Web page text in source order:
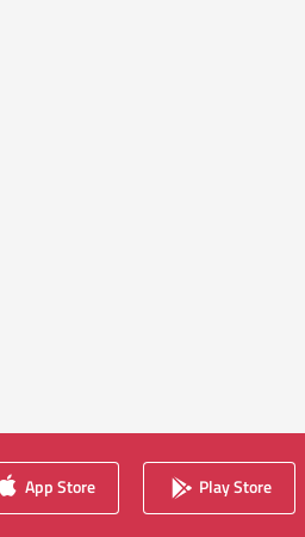
App Store Play Store